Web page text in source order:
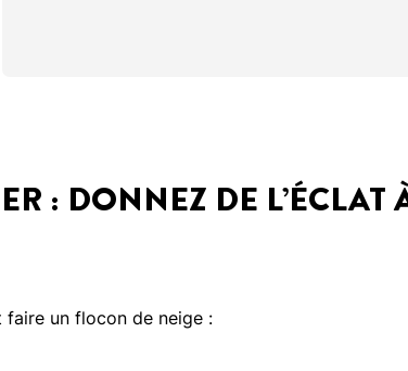
: DONNEZ DE L’ÉCLAT
un flocon de neige :